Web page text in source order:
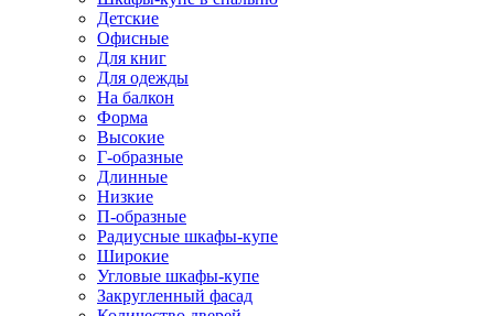
Детские
Офисные
Для книг
Для одежды
На балкон
Форма
Высокие
Г-образные
Длинные
Низкие
П-образные
Радиусные шкафы-купе
Широкие
Угловые шкафы-купе
Закругленный фасад